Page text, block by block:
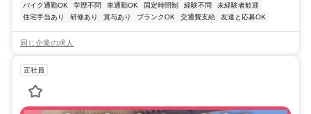
バイク通勤OK
学歴不問 車通勤OK 固定時間制 経験不問
未経験者歓迎
住宅手当あり
研修あり 賞与あり ブランクOK 交通費支給 友達と応募OK
同じ企業の求人
正社員